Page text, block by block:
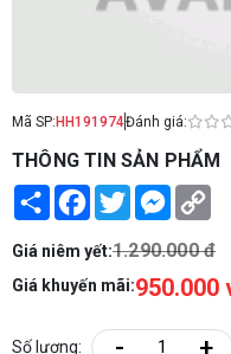
Mã SP:HH191974Đánh giá:
THÔNG TIN SẢN PHẨM
Share Facebook
Twitter
Giá niêm yết:1.290.000 đ
Giá khuyến mãi:950.000
Số lượng: - +